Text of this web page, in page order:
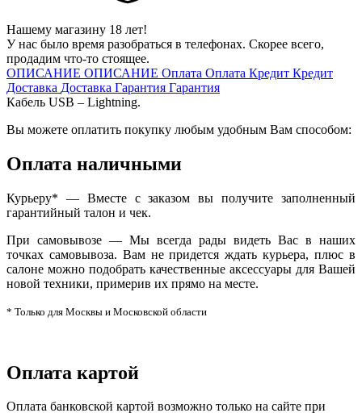
Нашему магазину 18 лет!
У нас было время разобраться в телефонах. Скорее всего,
продадим что-то стоящее.
ОПИСАНИЕ ОПИСАНИЕ Оплата Оплата Кредит Кредит
Доставка Доставка Гарантия Гарантия
Кабель USB – Lightning.
Вы можете оплатить покупку любым удобным Вам способом:
Оплата наличными
Курьеру* — Вместе с заказом вы получите заполненный
гарантийный талон и чек.
При самовывозе — Мы всегда рады видеть Вас в наших
точках самовывоза. Вам не придется ждать курьера, плюс в
салоне можно подобрать качественные аксессуары для Вашей
новой техники, примерив их прямо на месте.
* Только для Москвы и Московской области
Оплата картой
Оплата банковской картой возможно только на сайте при